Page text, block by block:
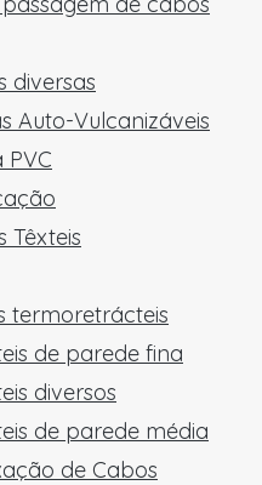
diversas
Auto-Vulcanizáveis
PVC
Têxteis
termoretrácteis
de parede fina
diversos
de parede média
de Cabos